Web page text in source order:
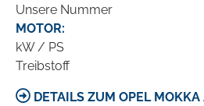
Unsere Nummer
MOTOR:
kW / PS
Treibstoff
DETAILS ZUM OPEL MOKKA